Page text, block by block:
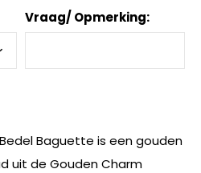
Vraag/ Opmerking:
Baguette is een gouden
uit de Gouden Charm